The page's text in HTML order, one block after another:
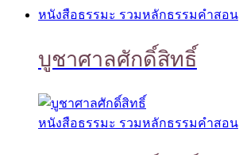
หนังสือธรรมะ รวมหลักธรรมคำสอน
บูชาศาลศักดิ์สิทธิ์
หนังสือธรรมะ รวมหลักธรรมคำสอน